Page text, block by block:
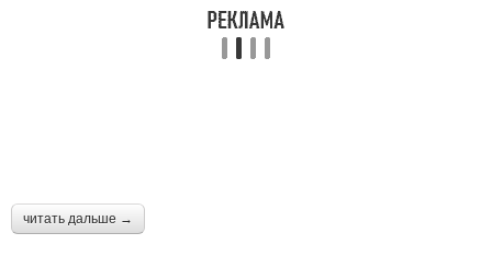
читать дальше →